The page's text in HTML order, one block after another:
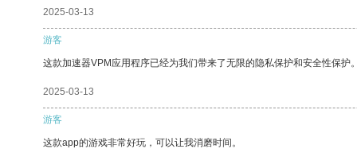
2025-03-13
游客
这款加速器VPM应用程序已经为我们带来了无限的隐私保护和安全性保护
2025-03-13
游客
这款app的游戏非常好玩，可以让我消磨时间。